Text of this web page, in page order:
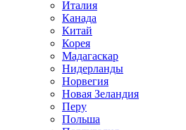
Италия
Канада
Китай
Корея
Мадагаскар
Нидерланды
Норвегия
Новая Зеландия
Перу
Польша